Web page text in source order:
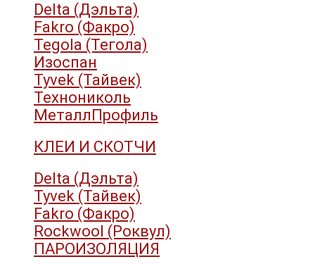
Delta (Дэльта)
Fakro (Факро)
Tegola (Тегола)
Изоспан
Tyvek (Тайвек)
Технониколь
МеталлПрофиль
КЛЕИ И СКОТЧИ
Delta (Дэльта)
Tyvek (Тайвек)
Fakro (Факро)
Rockwool (Роквул)
ПАРОИЗОЛЯЦИЯ